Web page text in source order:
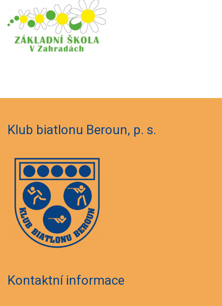
Klub biatlonu Beroun, p. s.
Kontaktní informace